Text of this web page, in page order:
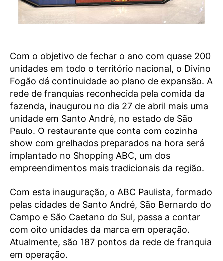
Com o objetivo de fechar o ano com quase 200
unidades em todo o território nacional, o Divino
Fogão dá continuidade ao plano de expansão. A
rede de franquias reconhecida pela comida da
fazenda, inaugurou no dia 27 de abril mais uma
unidade em Santo André, no estado de São
Paulo. O restaurante que conta com cozinha
show com grelhados preparados na hora será
implantado no Shopping ABC, um dos
empreendimentos mais tradicionais da região.
Com esta inauguração, o ABC Paulista, formado
pelas cidades de Santo André, São Bernardo do
Campo e São Caetano do Sul, passa a contar
com oito unidades da marca em operação.
Atualmente, são 187 pontos da rede de franquia
em operação.